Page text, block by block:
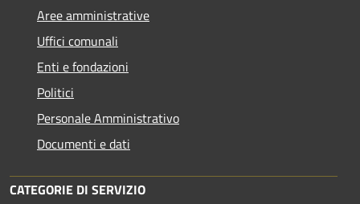
Aree amministrative
Uffici comunali
Enti e fondazioni
Politici
Personale Amministrativo
Documenti e dati
CATEGORIE DI SERVIZIO